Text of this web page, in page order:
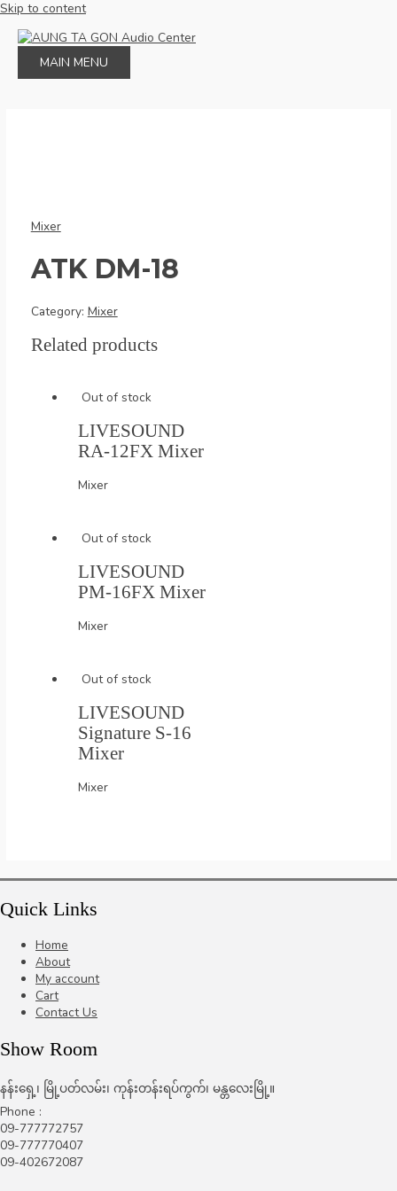
Skip to content
MAIN MENU
Mixer
ATK DM-18
Category: Mixer
Related products
Out of stock
LIVESOUND
RA-12FX Mixer
Mixer
Out of stock
LIVESOUND
PM-16FX Mixer
Mixer
Out of stock
LIVESOUND
Signature S-16
Mixer
Mixer
Quick Links
Home
About
My account
Cart
Contact Us
Show Room
နန်းရှေ့၊ မြို့ပတ်လမ်း၊ ကုန်းတန်းရပ်ကွက်၊ မန္တလေးမြို့။
Phone :
09-777772757
09-777770407
09-402672087